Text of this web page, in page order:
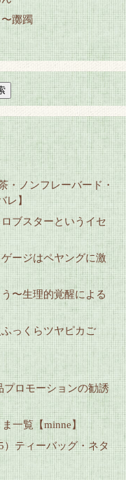
躑躅
・ノンフレーバード・
レ】
ブスターというイセ
ージはペヤングに激
〜生理的覚醒による
っくらツヤピカご
ロモーションの勧誘
一覧【minne】
）ティーバッグ・ネタ